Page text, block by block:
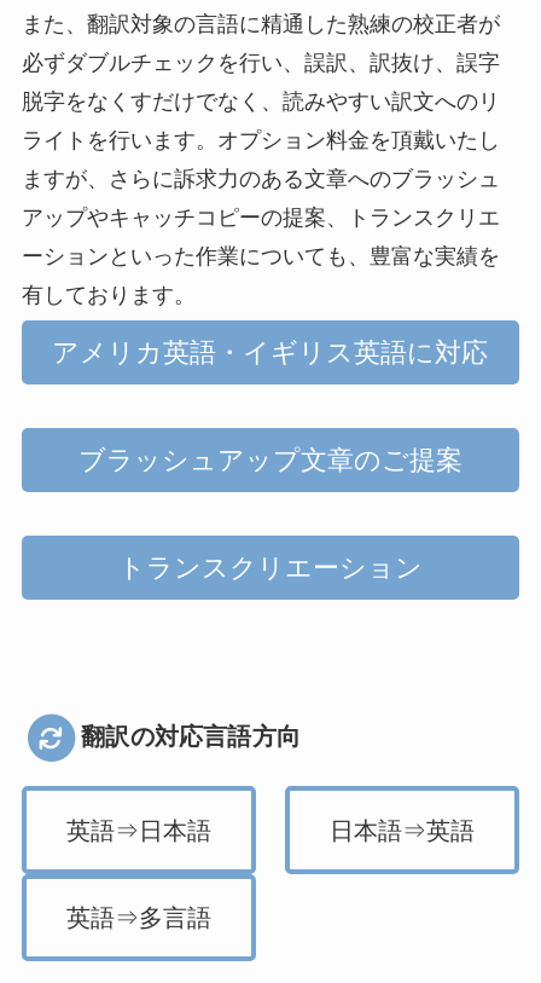
また、翻訳対象の言語に精通した熟練の校正者が
必ずダブルチェックを行い、誤訳、訳抜け、誤字
脱字をなくすだけでなく、読みやすい訳文へのリ
ライトを行います。オプション料金を頂戴いたし
ますが、さらに訴求力のある文章へのブラッシュ
アップやキャッチコピーの提案、トランスクリエ
ーションといった作業についても、豊富な実績を
有しております。
アメリカ英語・イギリス英語に対応
ブラッシュアップ文章のご提案
トランスクリエーション
翻訳の対応言語方向
英語⇒日本語 日本語⇒英語
英語⇒多言語